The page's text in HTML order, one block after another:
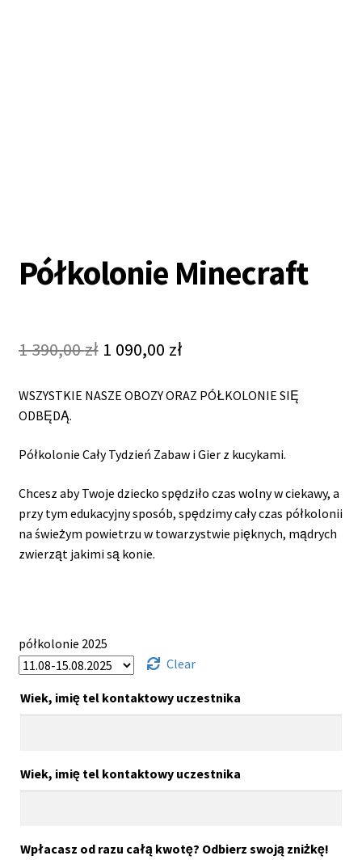
Półkolonie Minecraft
1 390,00zł Original
was:
1 090,00 złCurrent
is:
WSZYSTKIE NASZE OBOZY ORAZ PÓŁKOLONIE SIĘ
ODBĘDĄ.
Półkolonie Cały Tydzień Zabaw i Gier z kucykami.
Chcesz aby Twoje dziecko spędziło czas wolny w ciekawy, a
przy tym edukacyjny sposób, spędzimy cały czas półkolonii
na świeżym powietrzu w towarzystwie pięknych, mądrych
zwierząt jakimi są konie.
półkolonie 2025
Clear
Wiek, imię tel kontaktowy uczestnika
Wiek, imię tel kontaktowy uczestnika
Wpłacasz od razu całą kwotę? Odbierz swoją zniżkę!